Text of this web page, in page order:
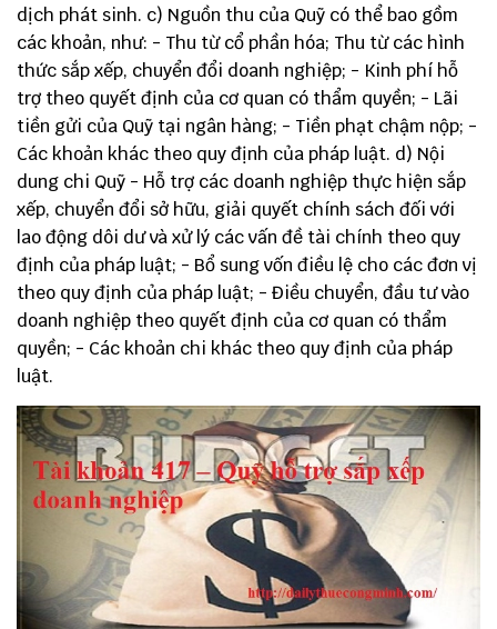
dịch phát sinh. c) Nguồn thu của Quỹ có thể bao gồm
các khoản, như: - Thu từ cổ phần hóa; Thu từ các hình
thức sắp xếp, chuyển đổi doanh nghiệp; - Kinh phí hỗ
trợ theo quyết định của cơ quan có thẩm quyền; - Lãi
tiền gửi của Quỹ tại ngân hàng; - Tiền phạt chậm nộp; -
Các khoản khác theo quy định của pháp luật. d) Nội
dung chi Quỹ - Hỗ trợ các doanh nghiệp thực hiện sắp
xếp, chuyển đổi sở hữu, giải quyết chính sách đối với
lao động dôi dư và xử lý các vấn đề tài chính theo quy
định của pháp luật; - Bổ sung vốn điều lệ cho các đơn vị
theo quy định của pháp luật; - Điều chuyển, đầu tư vào
doanh nghiệp theo quyết định của cơ quan có thẩm
quyền; - Các khoản chi khác theo quy định của pháp
luật.